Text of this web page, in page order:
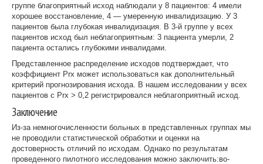
группе благоприятный исход наблюдали у 8 пациентов: 4 имели
хорошее восстановление, 4 — умеренную инвалидизацию. У 3
пациентов была глубокая инвалидизация. В 3-й группе у всех
пациентов исход был неблагоприятным: 3 пациента умерли, 2
пациента остались глубокими инвалидами.
Представленное распределение исходов подтверждает, что
коэффициент Prx может использоваться как до­полнительный
критерий прогнозирования исхода. В нашем исследовании у всех
пациентов с Prx > 0,2 регист­рировался неблагоприятный исход.
Заключение
Из-за немногочисленности больных в представленных группах мы
не проводили статистической обработки и оценки на
достоверность отличий по исходам. Однако по результатам
проведенного пилотного исследования можно заключить:во-